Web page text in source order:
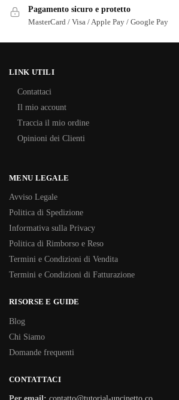
Pagamento sicuro e protetto
MasterCard / Visa / Apple Pay / Google Pay
LINK UTILI
Contattaci
Il mio account
Traccia il mio ordine
Opinioni dei Clienti
MENU LEGALE
Avviso Legale
Politica di Spedizione
Informativa sulla Privacy
Politica di Rimborso e Reso
Termini e Condizioni di Vendita
Termini e Condizioni di Fatturazione
RISORSE E GUIDE
Blog
Chi Siamo
Domande frequenti
CONTATTACI